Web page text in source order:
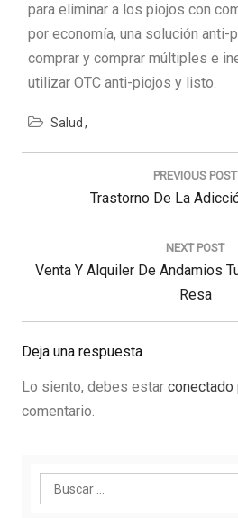
para eliminar a los piojos con
por economía, una solución anti-
comprar y comprar múltiples e
utilizar OTC anti-piojos y listo.
Salud
Navegación
PREVIOUS POST
Previous
Trastorno De La
NEXT POST
Next
Venta Y Alquiler De Andamios
Resa
Deja una respuesta
Lo siento, debes estar conectado
comentario.
Buscar: